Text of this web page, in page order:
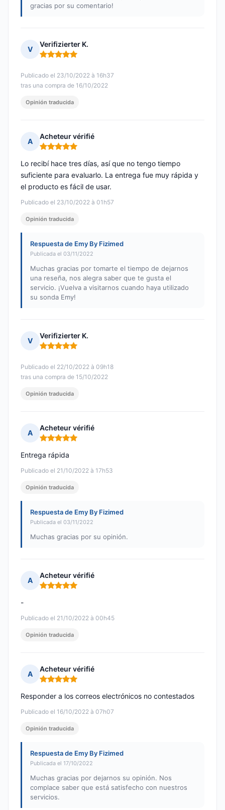
gracias por su comentario!
V
Verifizierter K.
Nota: 5 de 5
Publicado el 23/10/2022 à 16h37
tras una compra de 16/10/2022
Opinión traducida
A
Acheteur vérifié
Nota: 5 de 5
Publicado el 23/10/2022 à 01h57
Lo recibí hace tres días, así que no tengo tiempo
suficiente para evaluarlo. La entrega fue muy rápida y
el producto es fácil de usar.
Opinión traducida
Respuesta de Emy By Fizimed
Publicada el 03/11/2022
Muchas gracias por tomarte el tiempo de dejarnos
una reseña, nos alegra saber que te gusta el
servicio. ¡Vuelva a visitarnos cuando haya utilizado
su sonda Emy!
V
Verifizierter K.
Nota: 5 de 5
Publicado el 22/10/2022 à 09h18
tras una compra de 15/10/2022
Opinión traducida
A
Acheteur vérifié
Nota: 5 de 5
Publicado el 21/10/2022 à 17h53
Entrega rápida
Opinión traducida
Respuesta de Emy By Fizimed
Publicada el 03/11/2022
Muchas gracias por su opinión.
A
Acheteur vérifié
Nota: 5 de 5
Publicado el 21/10/2022 à 00h45
-
Opinión traducida
A
Acheteur vérifié
Nota: 5 de 5
Publicado el 16/10/2022 à 07h07
Responder a los correos electrónicos no contestados
Opinión traducida
Respuesta de Emy By Fizimed
Publicada el 17/10/2022
Muchas gracias por dejarnos su opinión. Nos
complace saber que está satisfecho con nuestros
servicios.